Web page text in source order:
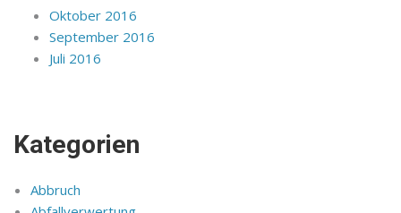
Oktober 2016
September 2016
Juli 2016
Kategorien
Abbruch